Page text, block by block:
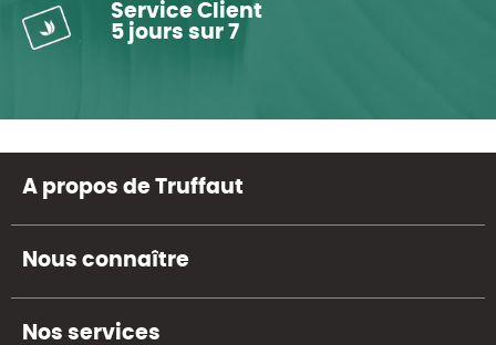
Service Client
5 jours sur 7
A propos de Truffaut
Nous connaître
Nos services